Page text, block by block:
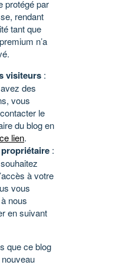
protégé par
rendant
tant que
n’a
visiteurs :
des
vous
le
du blog en
ce lien.
:
à votre
vous
nous
en suivant
que ce blog